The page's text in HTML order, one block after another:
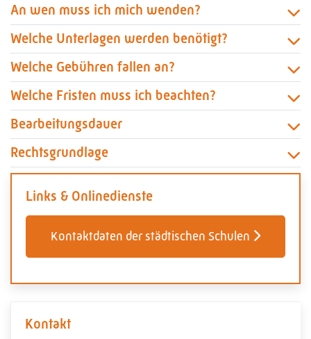
An wen muss ich mich wenden?
Welche Unterlagen werden benötigt?
Welche Gebühren fallen an?
Welche Fristen muss ich beachten?
Bearbeitungsdauer
Rechtsgrundlage
Links & Onlinedienste
Kontaktdaten der städtischen Schulen
Kontakt